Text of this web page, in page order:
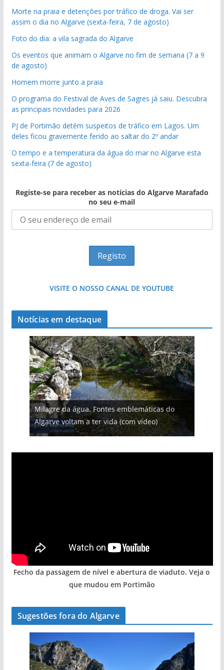
Morte na praia e detenções por tráfico de droga. Vai ser
assim o dia no Algarve (sexta-feira, 7 de agosto)
Foto do dia: a vila sagrada do Algarve
Os eventos que animam o Algarve no fim de semana (7 a 9
de agosto)
Homem morre junto a praia
O programa do Festival de Aves de Sagres já saiu. Descubra
as principais novidades para 2026
PJ de Portimão detém suspeitos de tráfico em Lagos. Um
deles ficou gravemente ferido ao saltar do 2º andar
O tempo e a temperatura da água do mar no Algarve esta
sexta-feira (7 de agosto)
Registe-se para receber as notícias do Algarve Marafado
no seu e-mail
VISITE O NOSSO CANAL DE YOUTUBE
Notícias em destaque
Milagre da água. Fontes emblemáticas do
Algarve voltam a ter vida (com vídeo)
Fecho da passagem de nível e abertura de viaduto. Veja o
que mudou em Portimão
Sugestões fora do Algarve